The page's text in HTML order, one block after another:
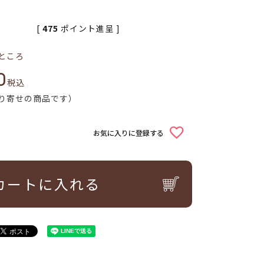
ころ
税込
[ 475 ポイント進呈 ]
せの商品です）
お気に入りに登録する
ートに入れる